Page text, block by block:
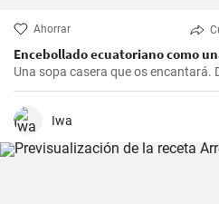
Ahorrar
Encebollado ecuatoriano como
Una sopa casera que os encantará.
Iwa